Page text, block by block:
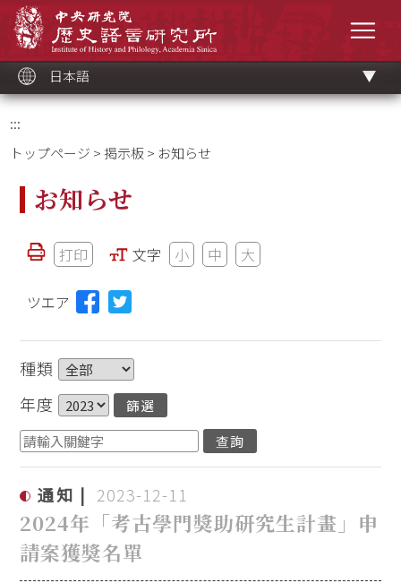
ッ
ク
日本語
:::
トップページ >掲示板> お知らせ
お知らせ
打印 文字 小 中 大
ツエア
種類
年度
通知 2023-12-11
2024年「考古學門獎助研究生計畫」申
請案獲獎名單